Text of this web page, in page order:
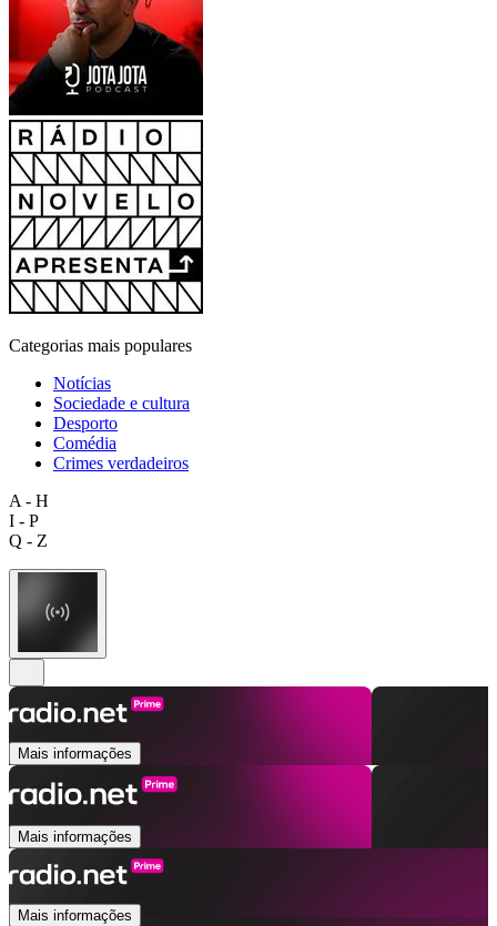
Categorias mais populares
Notícias
Sociedade e cultura
Desporto
Comédia
Crimes verdadeiros
A - H
I - P
Q - Z
Mais informações
Mais informações
Mais informações